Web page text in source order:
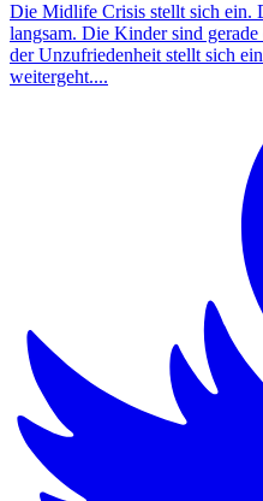
Die Midlife Crisis stellt sich ein.
langsam. Die Kinder sind
der Unzufriedenheit stellt sich
weitergeht....